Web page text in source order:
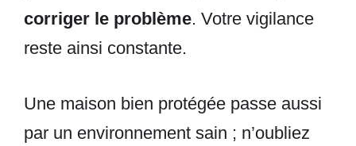
corriger le problème. Votre vigilance
reste ainsi constante.
Une maison bien protégée passe aussi
par un environnement sain ; n’oubliez